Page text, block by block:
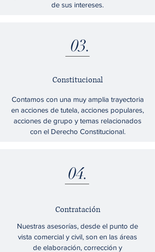
de sus intereses.
03.
Constitucional
Contamos con una muy amplia trayectoria
en acciones de tutela, acciones populares,
acciones de grupo y temas relacionados
con el Derecho Constitucional.
04.
Contratación
Nuestras asesorías, desde el punto de
vista comercial y civil, son en las áreas
de elaboración, corrección y